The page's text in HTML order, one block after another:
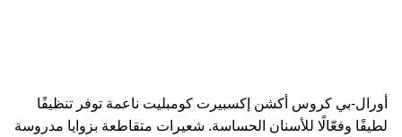
أورال-بي كروس أكشن إكسبيرت كومبليت ناعمة توفر تنظيفًا
لطيفًا وفعّالًا للأسنان الحساسة. شعيرات متقاطعة بزوايا مدروسة